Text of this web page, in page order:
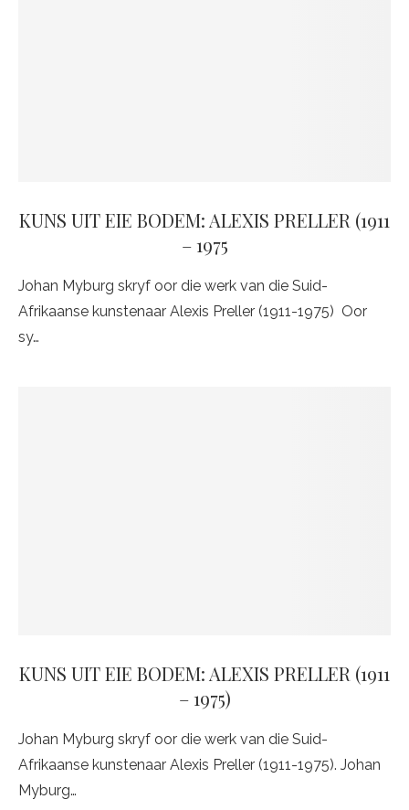
KUNS UIT EIE BODEM: ALEXIS PRELLER (1911
– 1975
Johan Myburg skryf oor die werk van die Suid-
Afrikaanse kunstenaar Alexis Preller (1911-1975) Oor
sy…
KUNS UIT EIE BODEM: ALEXIS PRELLER (1911
– 1975)
Johan Myburg skryf oor die werk van die Suid-
Afrikaanse kunstenaar Alexis Preller (1911-1975). Johan
Myburg…